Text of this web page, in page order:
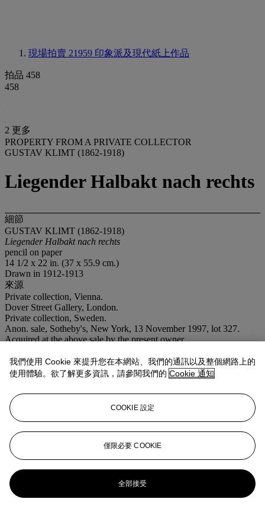
現場拍賣 21959 印象派及現代紙上作品
拍品 458
458
2 更多
PROPERTY FROM A PRIVATE COLLECTOR
GUSTAV KLIMT (1862-1918)
Liegender Halbakt nach rechts
細節
GUSTAV KLIMT (1862-1918)
Liegender Halbakt nach rechts
pencil on paper
14 1/2 x 22 in. (37 x 55.9 cm.)
Drawn in 1912-1913
來源
Private collection, Vienna.
Dover Street Gallery, London.
Private collection, Sweden.
Anon. sale, Sotheby's, New York, 13 November 1997, lot 327.
Acquired at the above sale by the present owner.
A. Strobl, Gustav Klimt: Die Zeichnungen,1912-1918, Salzburg,
1984, vol. III, p. 52, no. 2310 (illustrated, p. 53).
業務規定
更多來自印象派及現代紙上作品
查看全部
查看全部
我們使用 Cookie 來提升您在本網站、我們的通訊以及整個網路上的
使用體驗。欲了解更多資訊，請參閱我們的 Cookie 通知
COOKIE 設定
僅限必要 COOKIE
全部接受